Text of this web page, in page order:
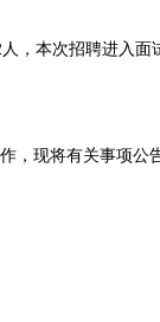
本次招聘进入面
，现将有关事项公